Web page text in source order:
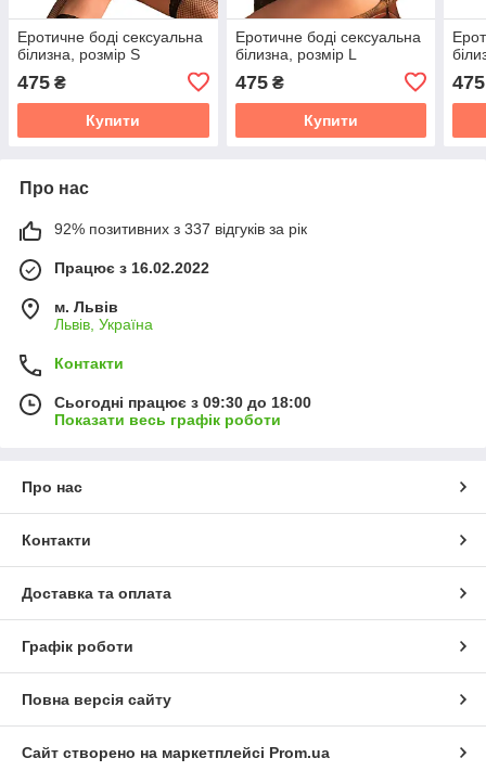
Еротичне боді сексуальна
білизна, розмір S
475 ₴
Купити
Еротичне боді сексуальна
білизна, розмір L
475₴
Купити
475
Про нас
92% позитивних з 337 відгуків за рік
Працює з 16.02.2022
м. Львів
Львів, Україна
Контакти
Сьогодні працює з 09:30 до 18:00
Показати весь графік роботи
Про нас
Контакти
Доставка та оплата
Графік роботи
Повна версія сайту
Сайт створено на маркетплейсі Prom.ua